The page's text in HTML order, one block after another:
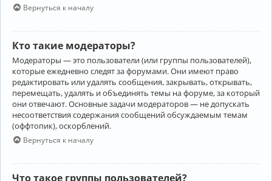
Вернуться к началу
Кто такие модераторы?
Модераторы — это пользователи (или группы пользователей),
которые ежедневно следят за форумами. Они имеют право
редактировать или удалять сообщения, закрывать, открывать,
перемещать, удалять и объединять темы на форуме, за который
они отвечают. Основные задачи модераторов — не допускать
несоответствия содержания сообщений обсуждаемым темам
(оффтопик), оскорблений.
Вернуться к началу
Что такое группы пользователей?